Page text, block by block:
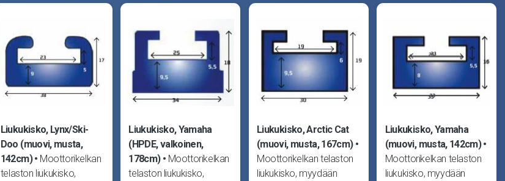
Liukukisko, Lynx/Ski-
Doo (muovi, musta,
142cm)
Moottorikelkan
telaston liukukisko,
Liukukisko, Yamaha
(HPDE, valkoinen,
178cm)
Moottorikelkan
telaston liukukisko,
Liukukisko, Arctic Cat
(muovi, musta, 167cm)
Moottorikelkan telaston
liukukisko, myydään
Liukukisko, Yamaha
(muovi, musta, 142cm)
Moottorikelkan telaston
liukukisko, myydään